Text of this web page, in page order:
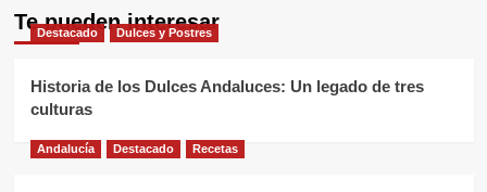
Te pueden interesar
Destacado Dulces y Postres
Historia de los Dulces Andaluces: Un legado de tres
culturas
Andalucía Destacado Recetas